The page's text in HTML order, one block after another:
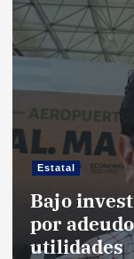
Estatal
Bajo
por
utilidades